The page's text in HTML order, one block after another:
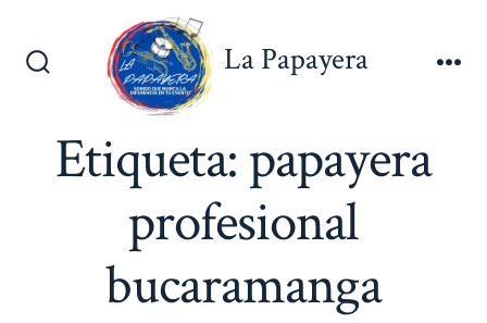
Alternar
La Papayera
Etiqueta:papayera
profesional
bucaramanga